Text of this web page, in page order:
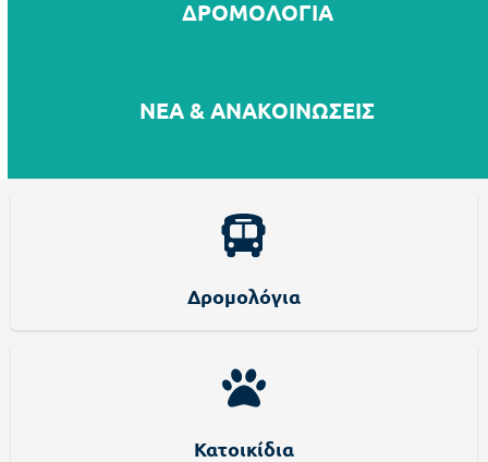
ΔΡΟΜΟΛΟΓΙΑ
ΝΕΑ & ΑΝΑΚΟΙΝΩΣΕΙΣ
Δρομολόγια
Κατοικίδια